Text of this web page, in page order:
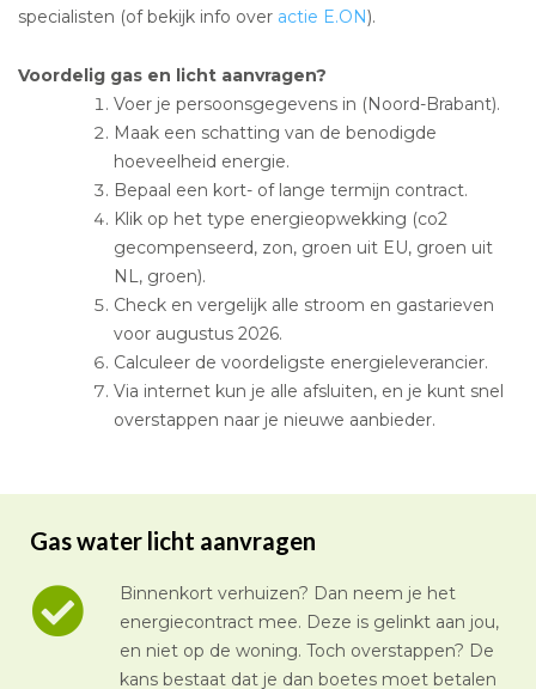
specialisten (of bekijk info over actie E.ON).
Voordelig gas en licht aanvragen?
Voer je persoonsgegevens in (Noord-Brabant).
Maak een schatting van de benodigde
hoeveelheid energie.
Bepaal een kort- of lange termijn contract.
Klik op het type energieopwekking (co2
gecompenseerd, zon, groen uit EU, groen uit
NL, groen).
Check en vergelijk alle stroom en gastarieven
voor augustus 2026.
Calculeer de voordeligste energieleverancier.
Via internet kun je alle afsluiten, en je kunt snel
overstappen naar je nieuwe aanbieder.
Gas water licht aanvragen
Binnenkort verhuizen? Dan neem je het
energiecontract mee. Deze is gelinkt aan jou,
en niet op de woning. Toch overstappen? De
kans bestaat dat je dan boetes moet betalen